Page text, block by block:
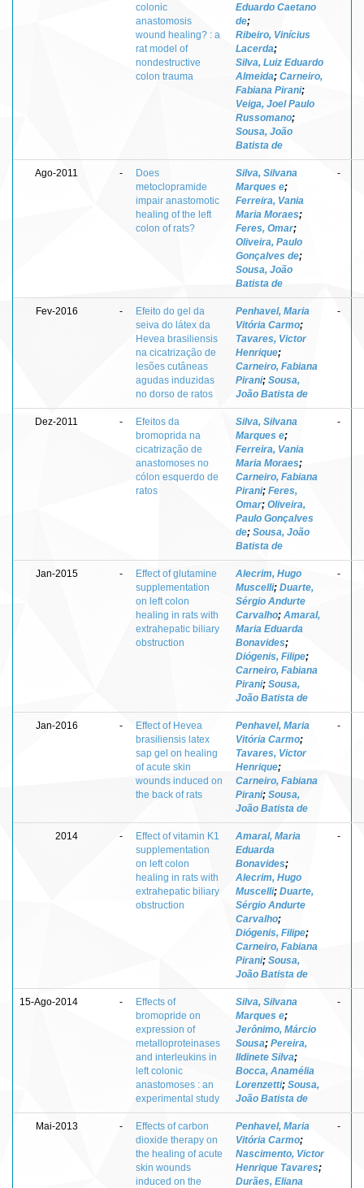
colonic
anastomosis
wound healing? : a
rat model of
nondestructive
colon trauma
Eduardo Caetano
de;
Ribeiro, Vinícius
Lacerda;
Silva, Luiz Eduardo
Almeida; Carneiro,
Fabiana Pirani;
Veiga, Joel Paulo
Russomano;
Sousa, João
Batista de
Ago-2011 -
Does
metoclopramide
impair anastomotic
healing of the left
colon of rats?
Silva, Silvana
Marques e;
Ferreira, Vania
Maria Moraes;
Feres, Omar;
Oliveira, Paulo
Gonçalves de;
Sousa, João
Batista de
-
Fev-2016 -
Efeito do gel da
seiva do látex da
Hevea brasiliensis
na cicatrização de
lesões cutâneas
agudas induzidas
no dorso de ratos
Penhavel, Maria
Vitória Carmo;
Tavares, Victor
Henrique;
Carneiro, Fabiana
Pirani; Sousa,
João Batista de
-
Dez-2011 -
Efeitos da
bromoprida na
cicatrização de
anastomoses no
cólon esquerdo de
ratos
Silva, Silvana
Marques e;
Ferreira, Vania
Maria Moraes;
Carneiro, Fabiana
Pirani; Feres,
Omar; Oliveira,
Paulo Gonçalves
de; Sousa, João
Batista de
-
Jan-2015 -
Effect of glutamine
supplementation
on left colon
healing in rats with
extrahepatic biliary
obstruction
Alecrim, Hugo
Muscelli; Duarte,
Sérgio Andurte
Carvalho; Amaral,
Maria Eduarda
Bonavides;
Diógenis, Filipe;
Carneiro, Fabiana
Pirani; Sousa,
João Batista de
-
Jan-2016 -
Effect of Hevea
brasiliensis latex
sap gel on healing
of acute skin
wounds induced on
the back of rats
Penhavel, Maria
Vitória Carmo;
Tavares, Victor
Henrique;
Carneiro, Fabiana
Pirani; Sousa,
João Batista de
-
2014 -
Effect of vitamin K1
supplementation
on left colon
healing in rats with
extrahepatic biliary
obstruction
Amaral, Maria
Eduarda
Bonavides;
Alecrim, Hugo
Muscelli; Duarte,
Sérgio Andurte
Carvalho;
Diógenis, Filipe;
Carneiro, Fabiana
Pirani; Sousa,
João Batista de
-
15-Ago-2014 -
Effects of
bromopride on
expression of
metalloproteinases
and interleukins in
left colonic
anastomoses : an
experimental study
Silva, Silvana
Marques e;
Jerônimo, Márcio
Sousa; Pereira,
Ildinete Silva;
Bocca, Anamélia
Lorenzetti; Sousa,
João Batista de
-
Mai-2013 -
Effects of carbon
dioxide therapy on
the healing of acute
skin wounds
induced on the
Penhavel, Maria
Vitória Carmo;
Nascimento, Victor
Henrique Tavares;
Durães, Eliana
-